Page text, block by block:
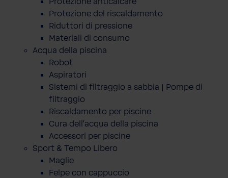
Protezione del riscaldamento
Riduttori di pressione
Materiali di consumo
Acqua della piscina
Robot
Aspiratori
Sistemi di filtraggio a sabbia | Pompe di
filtraggio
Riscaldamento per piscine
Cura dell'acqua della piscina
Accessori per piscine
Sport & Tempo Libero
Maglie
Felpe con cappuccio